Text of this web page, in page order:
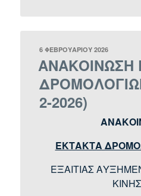
ΔΗΜΟΣΙΕΎΤΗΚΕ
6 ΦΕΒΡΟΥΑΡΊΟΥ 2026
ΑΝΑΚΟΙΝΩΣΗ
2-2026)
ΕΚΤΑΚΤΑ
ΕΞΑΙΤΙΑΣ